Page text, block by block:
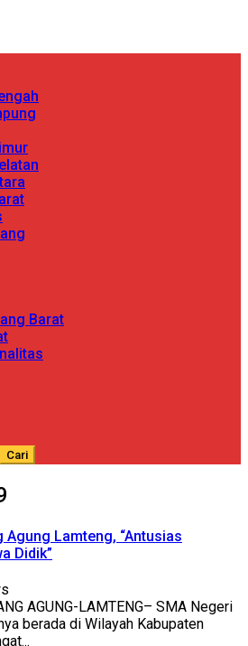
BERITA
Barat
Agung Lamteng, “Antusias
Didik”
AGUNG-LAMTENG– SMA Negeri
berada di Wilayah Kabupaten